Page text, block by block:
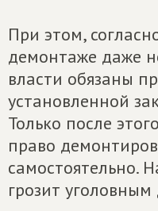
При этом,
демонтаже даже
власти обязаны
установленной
Только после
право
самостоятельно.
грозит